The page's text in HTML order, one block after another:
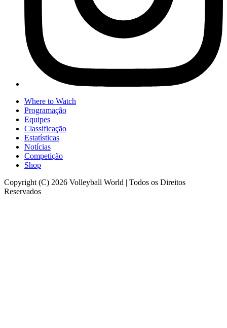
Where to Watch
Programação
Equipes
Classificação
Estatísticas
Notícias
Competição
Shop
Copyright (C) 2026 Volleyball World | Todos os Direitos
Reservados